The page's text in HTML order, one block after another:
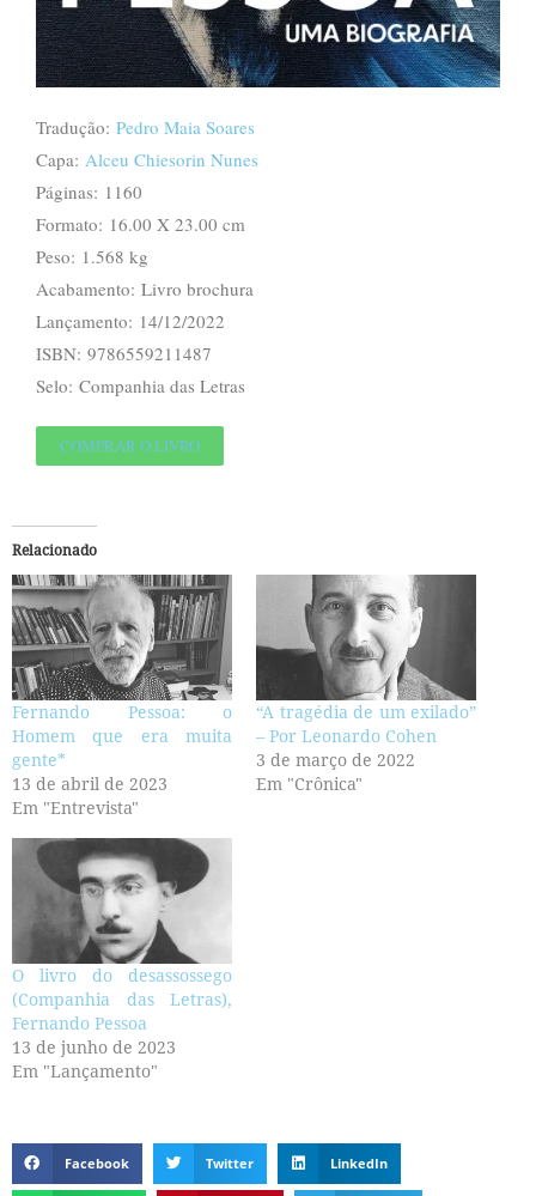
Tradução: Pedro Maia Soares
Capa: Alceu Chiesorin Nunes
Páginas: 1160
Formato: 16.00 X 23.00 cm
Peso: 1.568 kg
Acabamento: Livro brochura
Lançamento: 14/12/2022
ISBN: 9786559211487
Selo: Companhia das Letras
COMPRAR O LIVRO
Relacionado
Fernando Pessoa: o
Homem que era muita
gente*
13 de abril de 2023
Em "Entrevista"
“A tragédia de um exilado”
– Por Leonardo Cohen
3 de março de 2022
Em "Crônica"
O livro do desassossego
(Companhia das Letras),
Fernando Pessoa
13 de junho de 2023
Em "Lançamento"
Facebook Twitter LinkedIn